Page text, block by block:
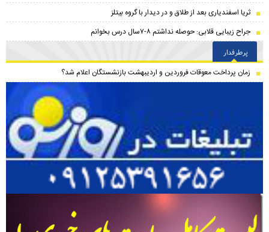
ثریا اسفندیاری بعد از طلاق و در دیدار با گروه بیتلز
جراح زیبایی قلابی: حوصله نداشتم ۸-۷سال درس بخوانم
پرطرفدار
زمان پرداخت معوقات فروردین و اردیبهشت بازنشستگان اعلام شد؟